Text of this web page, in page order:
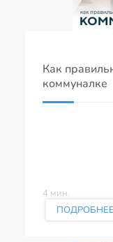
Как
коммуналке
4 мин.
ПОДРОБНЕЕ